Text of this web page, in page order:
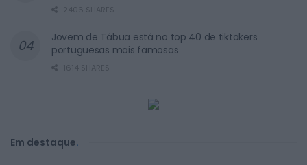
2406 SHARES
Jovem de Tábua está no top 40 de tiktokers
portuguesas mais famosas
1614 SHARES
Em destaque.